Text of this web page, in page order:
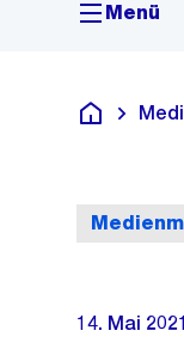
Menü
Deutsch
14. Mai